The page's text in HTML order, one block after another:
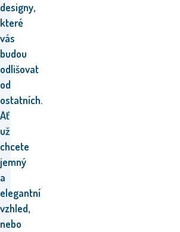
designy,
které
vás
budou
odlišovat
od
ostatních.
Ať
už
chcete
jemný
a
elegantní
vzhled,
nebo